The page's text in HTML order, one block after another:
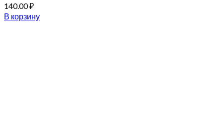
140.00₽
В корзину